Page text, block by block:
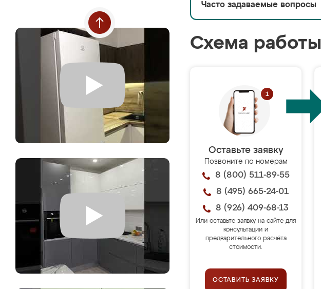
Часто задаваемые вопросы
Схема работы
Оставьте заявку
Позвоните по номерам
8 (800) 511-89-55
8 (495) 665-24-01
8 (926) 409-68-13
Или оставьте заявку на сайте для
консультации и
предварительного расчёта
стоимости.
ОСТАВИТЬ ЗАЯВКУ